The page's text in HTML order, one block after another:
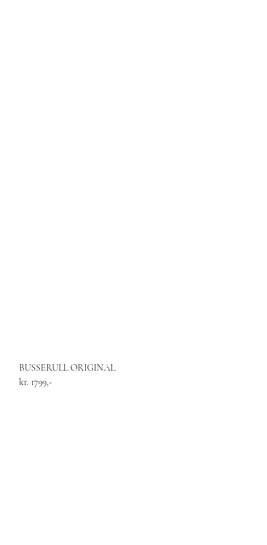
BUSSERULL ORIGINAL
kr. 1799,-